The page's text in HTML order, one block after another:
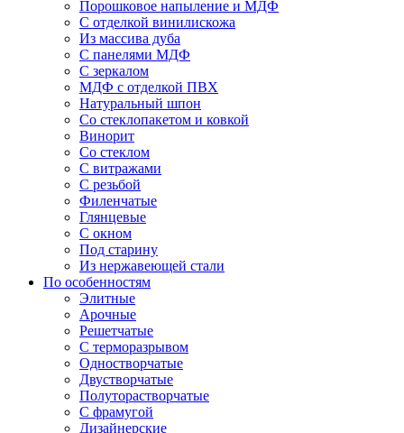
Порошковое напыление и МДФ
С отделкой винилискожа
Из массива дуба
С панелями МДФ
С зеркалом
МДФ с отделкой ПВХ
Натуральный шпон
Со стеклопакетом и ковкой
Винорит
Со стеклом
С витражами
С резьбой
Филенчатые
Глянцевые
С окном
Под старину
Из нержавеющей стали
По особенностям
Элитные
Арочные
Решетчатые
С терморазрывом
Одностворчатые
Двустворчатые
Полуторастворчатые
С фрамугой
Дизайнерские